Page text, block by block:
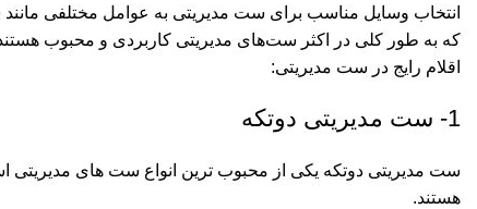
انتخاب وسایل مناسب برای ست مدیریتی به عوامل مختلفی
که به طور کلی در اکثر ست‌های مدیریتی کاربردی و محبوب
اقلام رایج در ست مدیریتی:
1- ست مدیریتی دوتکه
ست مدیریتی دوتکه یکی از محبوب ترین انواع ست های
هستند.